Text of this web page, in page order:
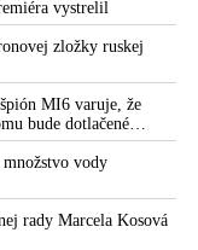
vystrelil
zložky ruskej
MI6 varuje, že
bude dotlačené
v roku 2022.
diplomatov,
Putin vraj bude
neskončí
vody
rady Marcela Kosová